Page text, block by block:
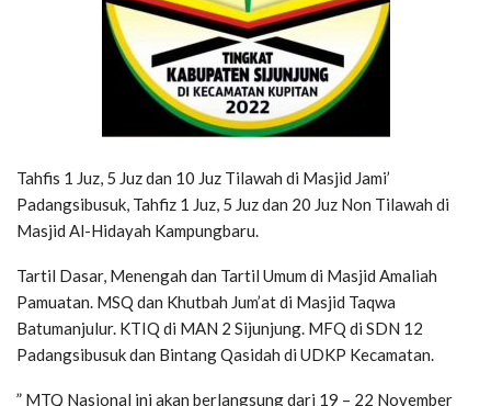
Tahfis 1 Juz, 5 Juz dan 10 Juz Tilawah di Masjid Jami’
Padangsibusuk, Tahfiz 1 Juz, 5 Juz dan 20 Juz Non Tilawah di
Masjid Al-Hidayah Kampungbaru.
Tartil Dasar, Menengah dan Tartil Umum di Masjid Amaliah
Pamuatan. MSQ dan Khutbah Jum’at di Masjid Taqwa
Batumanjulur. KTIQ di MAN 2 Sijunjung. MFQ di SDN 12
Padangsibusuk dan Bintang Qasidah di UDKP Kecamatan.
” MTQ Nasional ini akan berlangsung dari 19 – 22 November